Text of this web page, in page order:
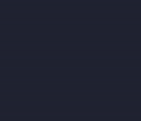
8 Haziran 2026,